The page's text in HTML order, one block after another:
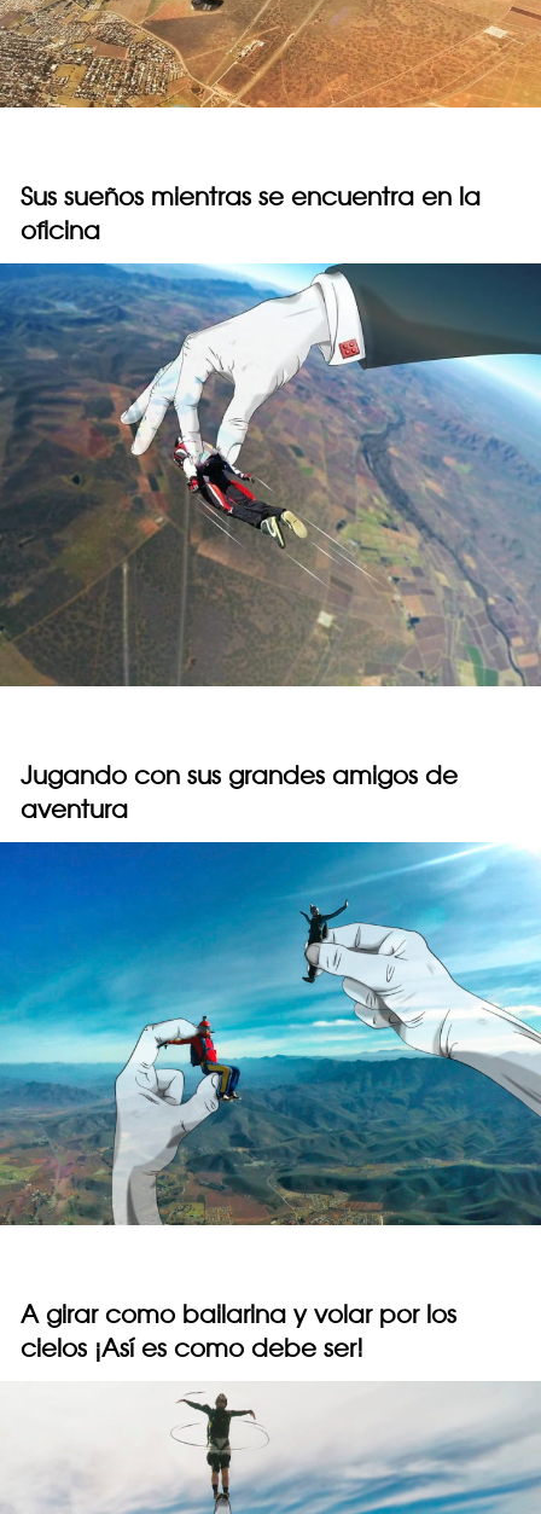
Sus sueños mientras se encuentra en la
oficina
Jugando con sus grandes amigos de
aventura
A girar como bailarina y volar por los
cielos ¡Así es como debe ser!